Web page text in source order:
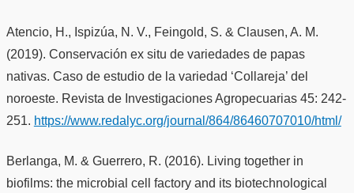
Atencio, H., Ispizúa, N. V., Feingold, S. & Clausen, A. M.
(2019). Conservación ex situ de variedades de papas
nativas. Caso de estudio de la variedad ‘Collareja’ del
noroeste. Revista de Investigaciones Agropecuarias 45: 242-
251. https://www.redalyc.org/journal/864/86460707010/html/
Berlanga, M. & Guerrero, R. (2016). Living together in
biofilms: the microbial cell factory and its biotechnological